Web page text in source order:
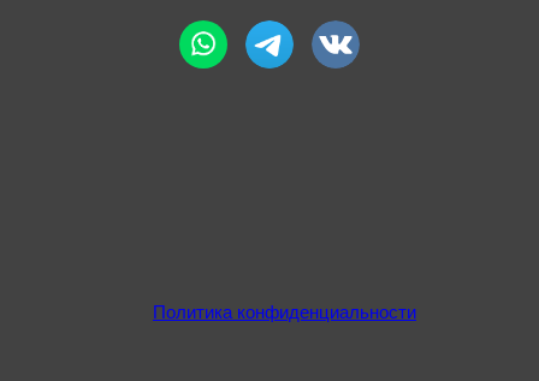
Политика конфиденциальности